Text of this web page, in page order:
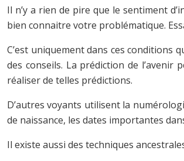
Il n’y a rien de pire que le sentiment
bien connaitre votre problématique.
C’est uniquement dans ces conditions
des conseils. La prédiction de
réaliser de telles prédictions.
D’autres voyants utilisent la
de naissance, les dates importantes
Il existe aussi des techniques